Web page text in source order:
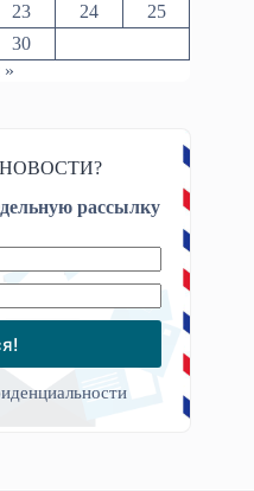
23 24
25
30
рассылку